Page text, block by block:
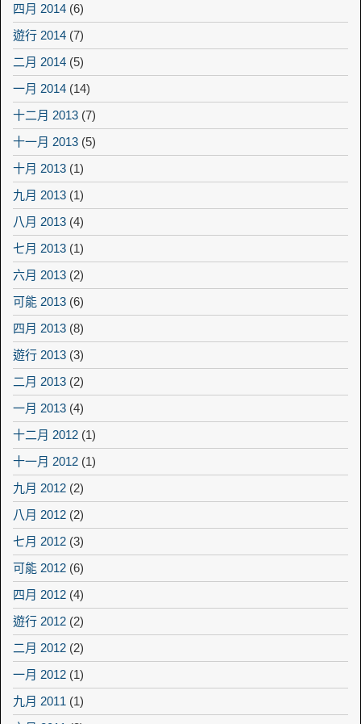
四月 2014 (6)
遊行 2014 (7)
二月 2014 (5)
一月 2014 (14)
十二月 2013 (7)
十一月 2013 (5)
十月 2013 (1)
九月 2013 (1)
八月 2013 (4)
七月 2013 (1)
六月 2013 (2)
可能 2013 (6)
四月 2013 (8)
遊行 2013 (3)
二月 2013 (2)
一月 2013 (4)
十二月 2012 (1)
十一月 2012 (1)
九月 2012 (2)
八月 2012 (2)
七月 2012 (3)
可能 2012 (6)
四月 2012 (4)
遊行 2012 (2)
二月 2012 (2)
一月 2012 (1)
九月 2011 (1)